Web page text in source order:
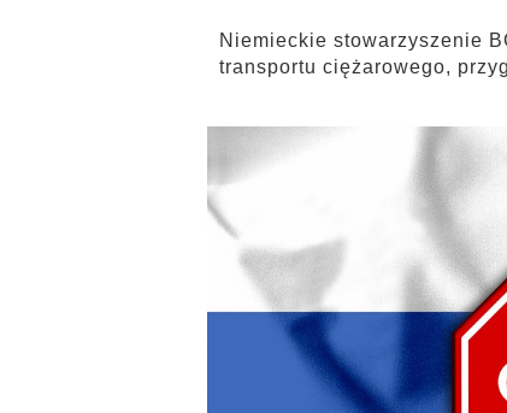
Niemieckie stowarzyszenie
transportu ciężarowego,